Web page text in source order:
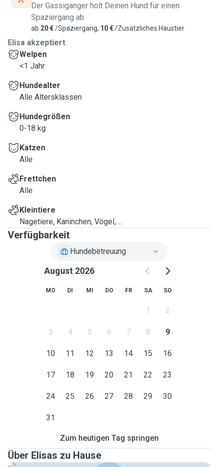
Der Gassigänger holt Deinen Hund für einen
Spaziergang ab
ab 20 €/Spaziergang, 10 €/Zusätzliches Haustier
Elisa akzeptiert
Welpen
<1 Jahr
Hundealter
Alle Altersklassen
Hundegrößen
0-18 kg
Katzen
Alle
Frettchen
Alle
Kleintiere
Nagetiere, Kaninchen, Vögel, ...
Verfügbarkeit
Hundebetreuung
August 2026
MO DI MI DO FR SA SO
1 2
3 4 5 6 7 8 9
10 11 12 13 14 15 16
17 18 19 20 21 22 23
24 25 26 27 28 29 30
31
Zum heutigen Tag springen
Über Elisas zu Hause